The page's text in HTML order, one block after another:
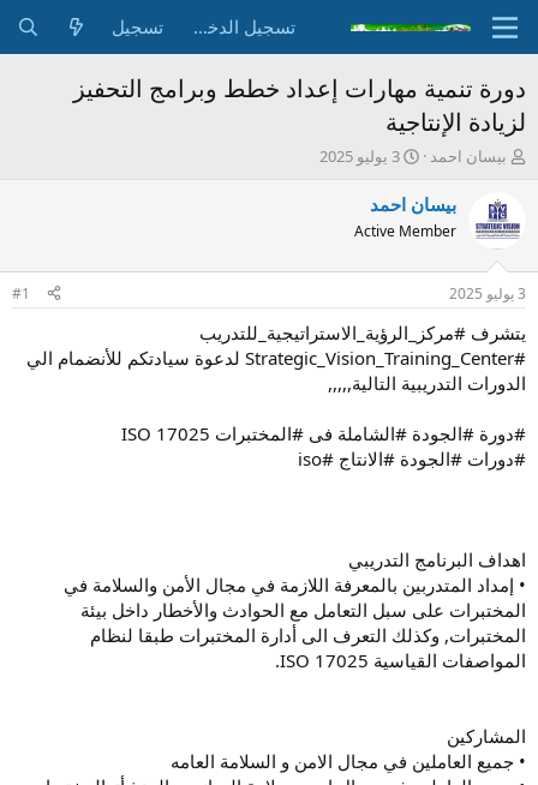
تسجيل الدخول تسجيل
دورة تنمية مهارات إعداد خطط وبرامج التحفيز
لزيادة الإنتاجية
ب
د
ئ
ا
م
و
ض
ع
بيسان احمد
ت
ر
خ
ب
د
ء
3 يوليو 2025
بيسان احمد
Active Member
3 يوليو 2025 #1
يتشرف #مركز_الرؤية_الاستراتيجية_للتدريب
#Strategic_Vision_Training_Center لدعوة سيادتكم للأنضمام الي
الدورات التدريبية التالية,,,,,
#دورة #الجودة #الشاملة فى #المختبرات ISO 17025
#دورات #الجودة #الانتاج #iso
اهداف البرنامج التدريبي
• إمداد المتدربين بالمعرفة اللازمة في مجال الأمن والسلامة في
المختبرات على سبل التعامل مع الحوادث والأخطار داخل بيئة
المختبرات, وكذلك التعرف الى أدارة المختبرات طبقا لنظام
المواصفات القياسية ISO 17025.
المشاركين
• جميع العاملين في مجال الامن و السلامة العامه